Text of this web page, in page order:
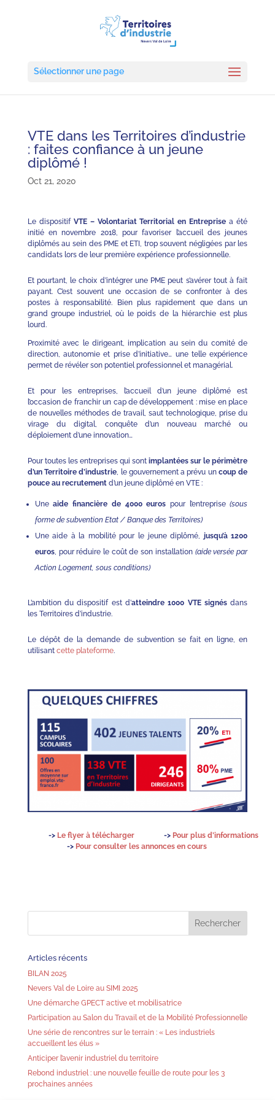
Sélectionner une page
VTE dans les Territoires d’industrie
: faites confiance à un jeune
diplômé !
Oct 21, 2020
Le dispositif VTE – Volontariat Territorial en Entreprise a été
initié en novembre 2018, pour favoriser l’accueil des jeunes
diplômés au sein des PME et ETI, trop souvent négligées par les
candidats lors de leur première expérience professionnelle.
Et pourtant, le choix d’intégrer une PME peut s’avérer tout à fait
payant. C’est souvent une occasion de se confronter à des
postes à responsabilité. Bien plus rapidement que dans un
grand groupe industriel, où le poids de la hiérarchie est plus
lourd.
Proximité avec le dirigeant, implication au sein du comité de
direction, autonomie et prise d’initiative… une telle expérience
permet de révéler son potentiel professionnel et managérial.
Et pour les entreprises, l’accueil d’un jeune diplômé est
l’occasion de franchir un cap de développement : mise en place
de nouvelles méthodes de travail, saut technologique, prise du
virage du digital, conquête d’un nouveau marché ou
déploiement d’une innovation…
Pour toutes les entreprises qui sontimplantées sur le périmètre
d’un Territoire d’industrie, le gouvernement a prévu un coup de
pouce au recrutementd’un jeune diplômé en VTE :
Uneaide financière de 4000 euros pour l’entreprise(sous
forme de subvention Etat / Banque des Territoires)
Une aide à la mobilité pour le jeune diplômé, jusqu’à 1200
euros, pour réduire le coût de son installation (aide versée par
Action Logement, sous conditions)
L’ambition du dispositif est d’atteindre 1000 VTE signésdans
les Territoires d’industrie.
Le dépôt de la demande de subvention se fait en ligne, en
utilisant cette plateforme.
-> Le flyer à télécharger-> Pour plus d’informations
-> Pour consulter les annonces en cours
Articles récents
BILAN 2025
Nevers Val de Loire au SIMI 2025
Une démarche GPECT active et mobilisatrice
Participation au Salon du Travail et de la Mobilité Professionnelle
Une série de rencontres sur le terrain : « Les industriels
accueillent les élus »
Anticiper l’avenir industriel du territoire
Rebond industriel : une nouvelle feuille de route pour les 3
prochaines années